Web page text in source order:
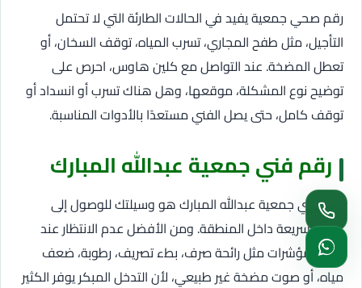
رقم صحي جمعية يفيد في الحالات الطارئة التي لا تحتمل
التأجيل، مثل طفح المجاري، تسرب المياه، توقف السخان، أو
تعطل المضخة. عند التواصل مع كلين هاوس، احرص على
توضيح نوع المشكلة، موقعها، وهل هناك تسرب أو انسداد أو
توقف كامل، حتى يصل الفني مستعدًا بالأدوات المناسبة.
رقم فني جمعية عبدالله المبارك
رقم فني جمعية عبدالله المبارك هو وسيلتك للوصول إلى
خدمة سريعة داخل المنطقة. ومن الأفضل عدم الانتظار عند
ظهور مؤشرات مثل رائحة صرف، بطء تصريف، رطوبة، ضعف
مياه، أو صوت مضخة غير طبيعي، لأن التدخل المبكر يوفر الكثير